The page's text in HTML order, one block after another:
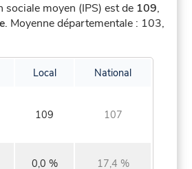
moyen (IPS) est de 109,
. Moyenne départementale : 103,
Local National
109 107
0,0 % 17,4 %